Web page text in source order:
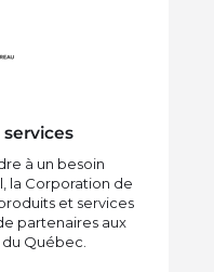
à un besoin
la Corporation de
et services
partenaires aux
Québec.